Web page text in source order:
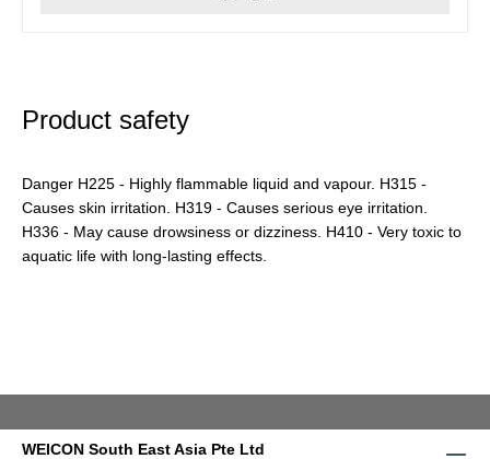
Product safety
Danger H225 - Highly flammable liquid and vapour. H315 -
Causes skin irritation. H319 - Causes serious eye irritation.
H336 - May cause drowsiness or dizziness. H410 - Very toxic to
aquatic life with long-lasting effects.
WEICON South East Asia Pte Ltd